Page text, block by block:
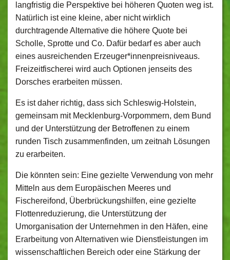
langfristig die Perspektive bei höheren Quoten weg ist.
Natürlich ist eine kleine, aber nicht wirklich
durchtragende Alternative die höhere Quote bei
Scholle, Sprotte und Co. Dafür bedarf es aber auch
eines ausreichenden Erzeuger*innenpreisniveaus.
Freizeitfischerei wird auch Optionen jenseits des
Dorsches erarbeiten müssen.
Es ist daher richtig, dass sich Schleswig-Holstein,
gemeinsam mit Mecklenburg-Vorpommern, dem Bund
und der Unterstützung der Betroffenen zu einem
runden Tisch zusammenfinden, um zeitnah Lösungen
zu erarbeiten.
Die könnten sein: Eine gezielte Verwendung von mehr
Mitteln aus dem Europäischen Meeres und
Fischereifond, Überbrückungshilfen, eine gezielte
Flottenreduzierung, die Unterstützung der
Umorganisation der Unternehmen in den Häfen, eine
Erarbeitung von Alternativen wie Dienstleistungen im
wissenschaftlichen Bereich oder eine Stärkung der